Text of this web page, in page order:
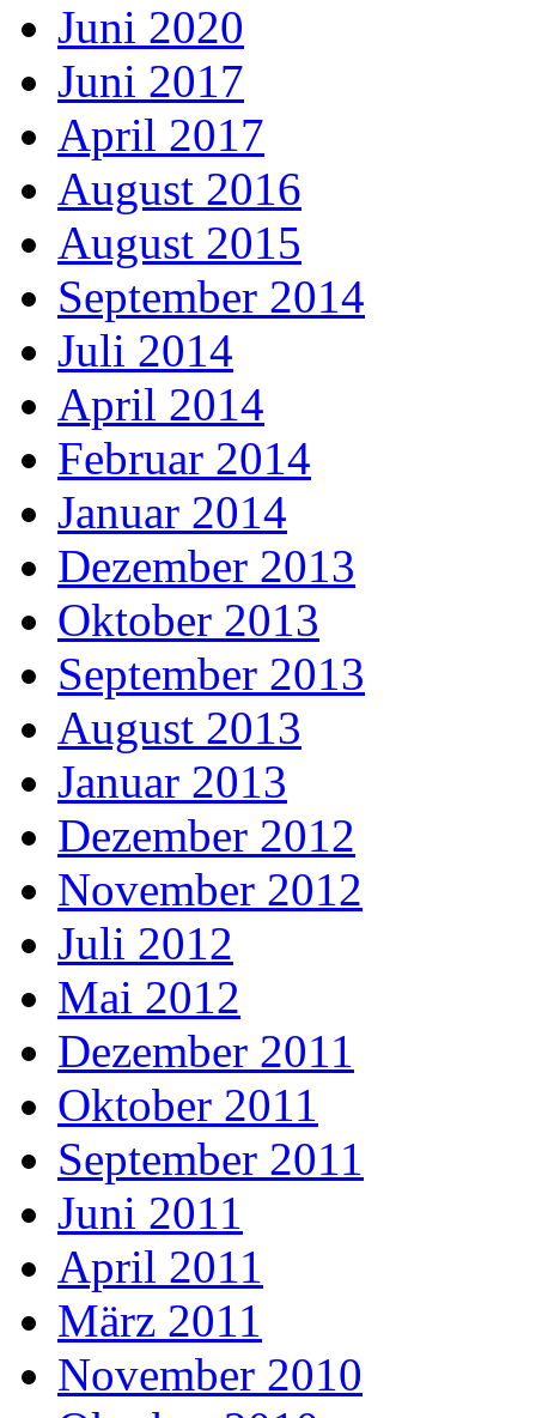
Juni 2020
Juni 2017
April 2017
August 2016
August 2015
September 2014
Juli 2014
April 2014
Februar 2014
Januar 2014
Dezember 2013
Oktober 2013
September 2013
August 2013
Januar 2013
Dezember 2012
November 2012
Juli 2012
Mai 2012
Dezember 2011
Oktober 2011
September 2011
Juni 2011
April 2011
März 2011
November 2010